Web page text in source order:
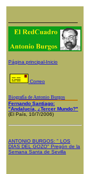
Página principal-Inicio
Correo
Biografía de Antonio Burgos
Fernando Santiago:
"Andalucía, ¿Tercer Mundo?"
(El País, 10/7/2006)
ANTONIO BURGOS: " LOS
DÍAS DEL GOZO" Pregón de la
Semana Santa de Sevilla